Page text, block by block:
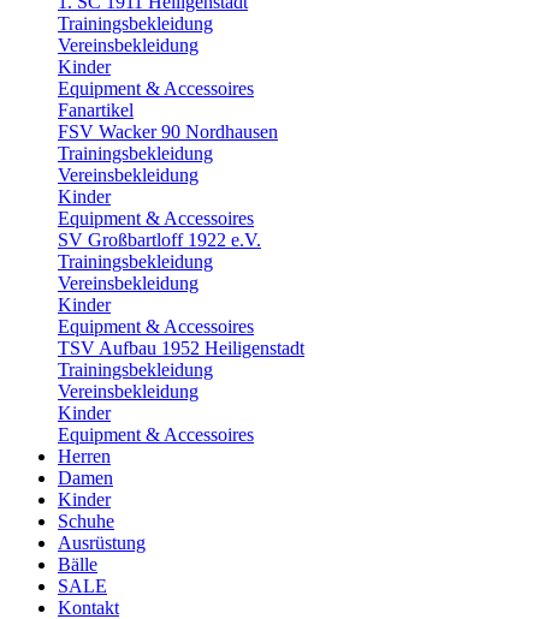
Trainingsbekleidung
Vereinsbekleidung
Kinder
Equipment & Accessoires
Fanartikel
FSV Wacker 90 Nordhausen
Trainingsbekleidung
Vereinsbekleidung
Kinder
Equipment & Accessoires
SV Großbartloff 1922 e.V.
Trainingsbekleidung
Vereinsbekleidung
Kinder
Equipment & Accessoires
TSV Aufbau 1952 Heiligenstadt
Trainingsbekleidung
Vereinsbekleidung
Kinder
Equipment & Accessoires
Herren
Damen
Kinder
Schuhe
Ausrüstung
Bälle
SALE
Kontakt